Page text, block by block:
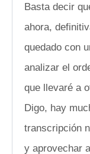
Basta decir
ahora,
quedado con
analizar el
que llevaré a
Digo, hay
transcripción
y aprovechar